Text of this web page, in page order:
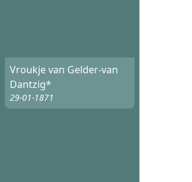
Vroukje van Gelder-van
Dantzig*
29-01-1871